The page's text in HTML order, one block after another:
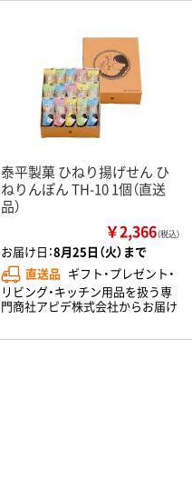
泰平製菓 ひねり揚げせん ひ
ねりんぽん TH-10 1個（直送
品）
￥2,366（税込）
お届け日：8月25日（火）まで
直送品 ギフト・プレゼント・
リビング・キッチン用品を扱う専
門商社アピデ株式会社からお届け